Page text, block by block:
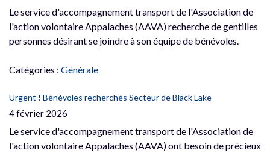
Le service d'accompagnement transport de l'Association de
l'action volontaire Appalaches (AAVA) recherche de gentilles
personnes désirant se joindre à son équipe de bénévoles.
Catégories : Générale
Urgent ! Bénévoles recherchés Secteur de Black Lake
4 février 2026
Le service d'accompagnement transport de l'Association de
l'action volontaire Appalaches (AAVA) ont besoin de précieux